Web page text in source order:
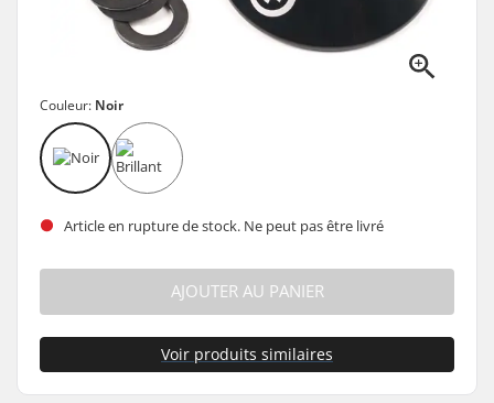
Couleur: Noir
Article en rupture de stock. Ne peut pas être livré
AJOUTER AU PANIER
Voir produits similaires